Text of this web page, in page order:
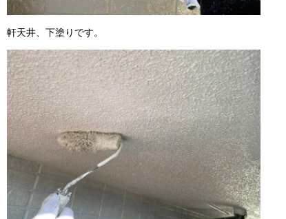
軒天井、下塗りです。